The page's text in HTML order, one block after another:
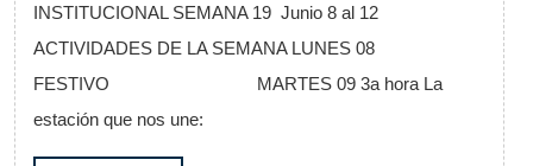
Junio
INSTITUCIONAL SEMANA 19 Junio 8 al 12
ACTIVIDADES DE LA SEMANA LUNES 08
FESTIVO MARTES 09 3a hora La
estación que nos une: